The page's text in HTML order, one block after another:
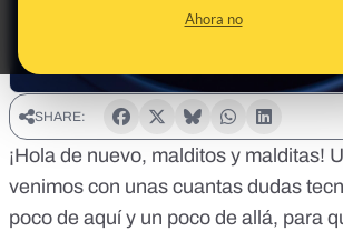
Ahora no
SHARE:
¡Hola de nuevo, malditos y malditas!
venimos con unas cuantas dudas
poco de aquí y un poco de allá, para